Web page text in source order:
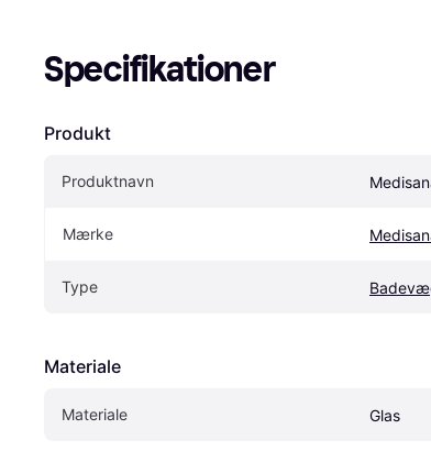
Specifikationer
Produkt
Produktnavn
Mærke
Type
Materiale
Materiale Glas